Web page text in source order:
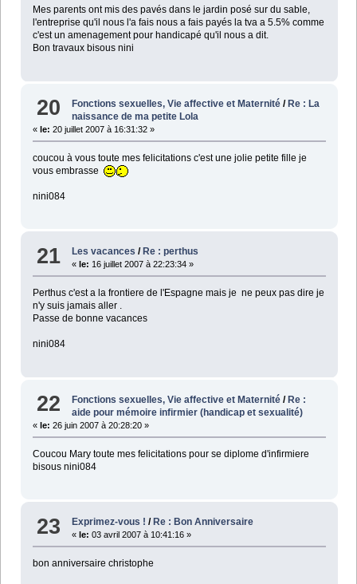
Mes parents ont mis des pavés dans le jardin posé sur du sable,
l'entreprise qu'il nous l'a fais nous a fais payés la tva a 5.5% comme
c'est un amenagement pour handicapé qu'il nous a dit.
Bon travaux bisous nini
20 Fonctions sexuelles, Vie affective et Maternité /Re : La
naissance de ma petite Lola
« le: 20 juillet 2007 à 16:31:32 »
coucou à vous toute mes felicitations c'est une jolie petite fille je
vous embrasse
nini084
21 Les vacances / Re : perthus
« le: 16 juillet 2007 à 22:23:34 »
Perthus c'est a la frontiere de l'Espagne mais je ne peux pas dire je
n'y suis jamais aller .
Passe de bonne vacances
nini084
22 Fonctions sexuelles, Vie affective et Maternité /Re :
aide pour mémoire infirmier (handicap et sexualité)
« le: 26 juin 2007 à 20:28:20 »
Coucou Mary toute mes felicitations pour se diplome d'infirmiere
bisous nini084
23 Exprimez-vous ! / Re : Bon Anniversaire
« le: 03 avril 2007 à 10:41:16 »
bon anniversaire christophe